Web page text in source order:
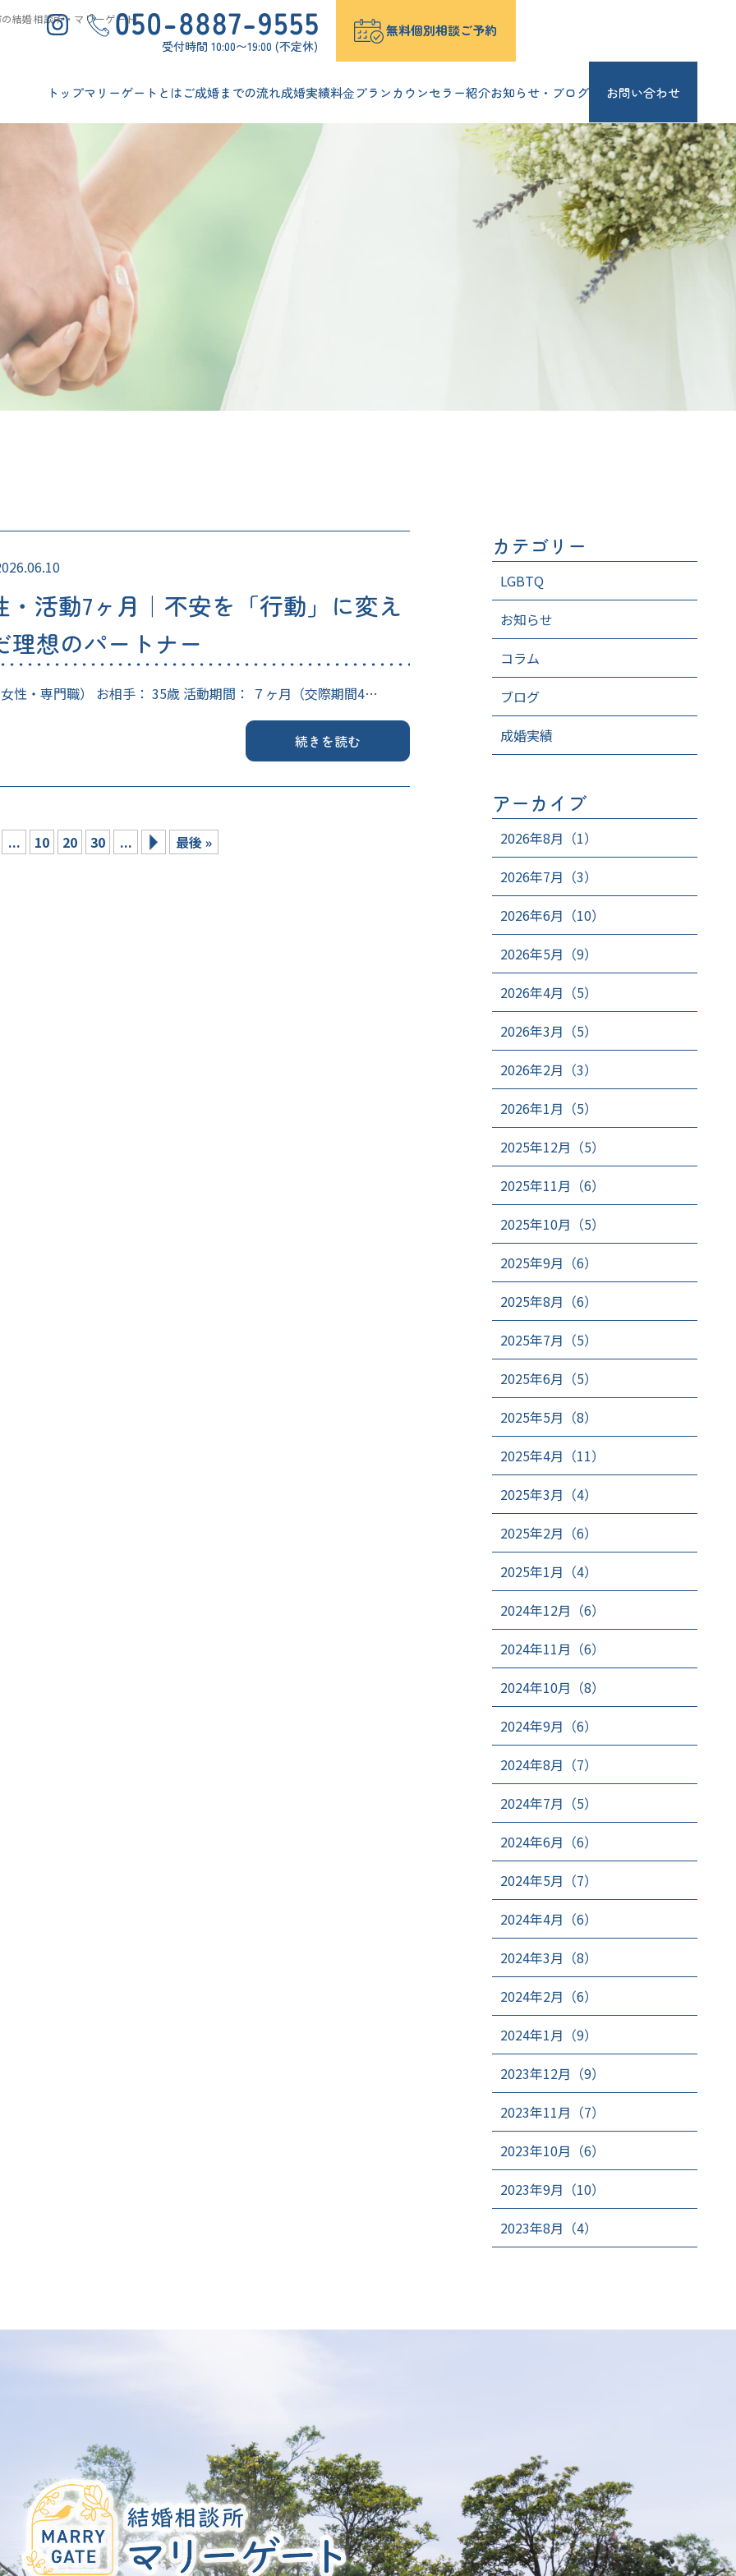
結婚相談所・マリーゲート
受付時間 10:00〜19:00 (不定休)
無料個別相談ご予約
トップマリーゲートとはご成婚までの流れ成婚実績料⾦プランカウンセラー紹介お知らせ・ブログ お問い合わせ
・活動7ヶ月｜不安を「行動」に変え
理想のパートナー
性・専門職） お相手： 35歳 活動期間： ７ヶ月（交際期間4…
続きを読む
... 10 20 30 ... 最後 »
カテゴリー
LGBTQ
お知らせ
コラム
ブログ
成婚実績
アーカイブ
2026年8月（1）
2026年7月（3）
2026年6月（10）
2026年5月（9）
2026年4月（5）
2026年3月（5）
2026年2月（3）
2026年1月（5）
2025年12月（5）
2025年11月（6）
2025年10月（5）
2025年9月（6）
2025年8月（6）
2025年7月（5）
2025年6月（5）
2025年5月（8）
2025年4月（11）
2025年3月（4）
2025年2月（6）
2025年1月（4）
2024年12月（6）
2024年11月（6）
2024年10月（8）
2024年9月（6）
2024年8月（7）
2024年7月（5）
2024年6月（6）
2024年5月（7）
2024年4月（6）
2024年3月（8）
2024年2月（6）
2024年1月（9）
2023年12月（9）
2023年11月（7）
2023年10月（6）
2023年9月（10）
2023年8月（4）